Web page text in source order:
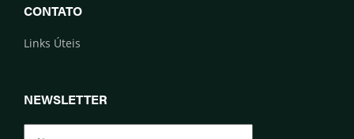
CONTATO
Links Úteis
NEWSLETTER